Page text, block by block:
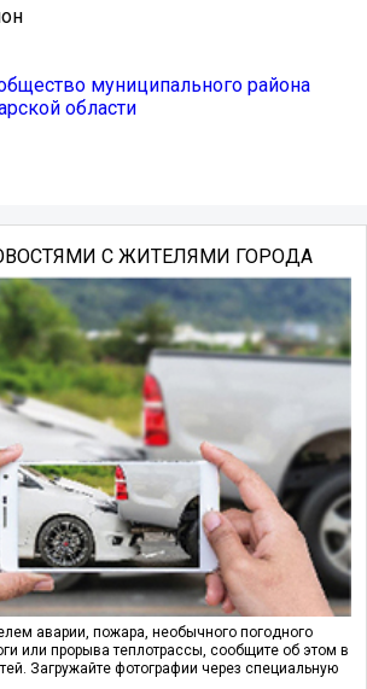
муниципального района
области
С ЖИТЕЛЯМИ ГОРОДА
аварии, пожара, необычного погодного
или прорыва теплотрассы, сообщите об этом в
Загружайте фотографии через специальную